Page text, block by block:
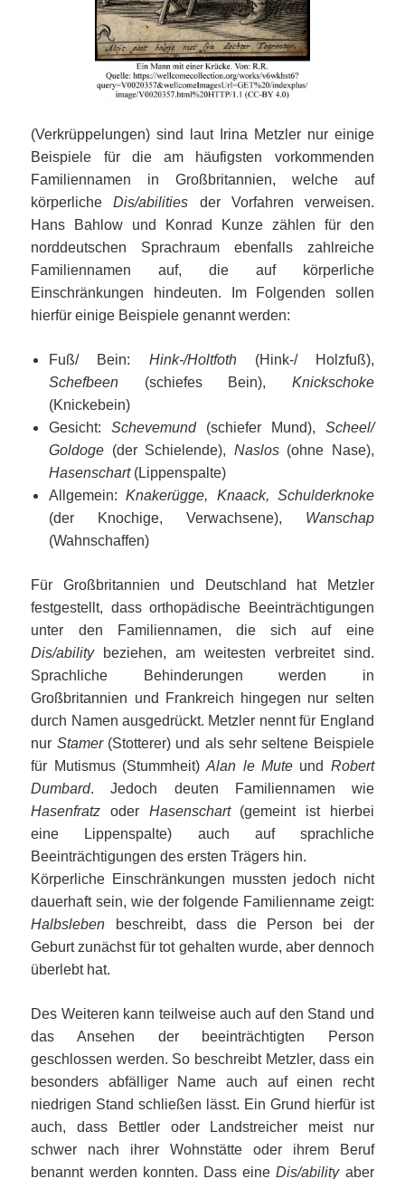
(Verkrüppelungen) sind laut Irina Metzler nur einige
Beispiele für die am häufigsten vorkommenden
Familiennamen in Großbritannien, welche auf
körperlicheDis/abilities der Vorfahren verweisen.
Hans Bahlow und Konrad Kunze zählen für den
norddeutschen Sprachraum ebenfalls zahlreiche
Familiennamen auf, die auf körperliche
Einschränkungen hindeuten. Im Folgenden sollen
hierfür einige Beispiele genannt werden:
Fuß/ Bein: Hink-/Holtfoth(Hink-/ Holzfuß),
Schefbeen (schiefes Bein), Knickschoke
(Knickebein)
Gesicht: Schevemund (schiefer Mund), Scheel/
Goldoge (der Schielende), Naslos(ohne Nase),
Hasenschart(Lippenspalte)
Allgemein:Knakerügge, Knaack, Schulderknoke
(der Knochige, Verwachsene), Wanschap
(Wahnschaffen)
Für Großbritannien und Deutschland hat Metzler
festgestellt, dass orthopädische Beeinträchtigungen
unter den Familiennamen, die sich auf eine
Dis/abilitybeziehen, am weitesten verbreitet sind.
Sprachliche Behinderungen werden in
Großbritannien und Frankreich hingegen nur selten
durch Namen ausgedrückt. Metzler nennt für England
nur Stamer(Stotterer) und als sehr seltene Beispiele
für Mutismus (Stummheit)Alan le Muteund Robert
Dumbard. Jedoch deuten Familiennamen wie
Hasenfratz oder Hasenschart(gemeint ist hierbei
eine Lippenspalte) auch auf sprachliche
Beeinträchtigungen des ersten Trägers hin.
Körperliche Einschränkungen mussten jedoch nicht
dauerhaft sein, wie der folgende Familienname zeigt:
Halbsleben beschreibt, dass die Person bei der
Geburt zunächst für tot gehalten wurde, aber dennoch
überlebt hat.
Des Weiteren kann teilweise auch auf den Stand und
das Ansehen der beeinträchtigten Person
geschlossen werden. So beschreibt Metzler, dass ein
besonders abfälliger Name auch auf einen recht
niedrigen Stand schließen lässt. Ein Grund hierfür ist
auch, dass Bettler oder Landstreicher meist nur
schwer nach ihrer Wohnstätte oder ihrem Beruf
benannt werden konnten. Dass eineDis/abilityaber